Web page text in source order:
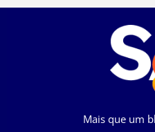
Mais que um